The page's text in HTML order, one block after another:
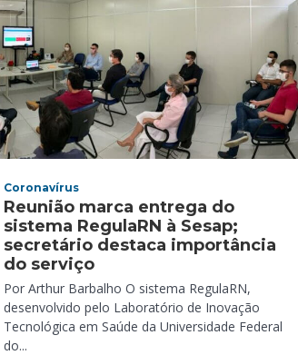
Coronavírus
Reunião marca entrega do
sistema RegulaRN à Sesap;
secretário destaca importância
do serviço
Por Arthur Barbalho O sistema RegulaRN,
desenvolvido pelo Laboratório de Inovação
Tecnológica em Saúde da Universidade Federal
do...